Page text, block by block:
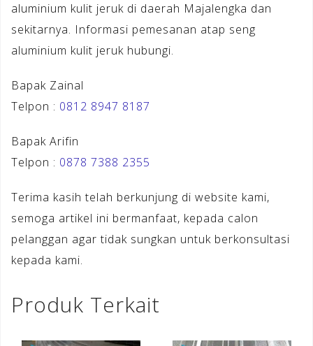
aluminium kulit jeruk di daerah Majalengka dan
sekitarnya. Informasi pemesanan atap seng
aluminium kulit jeruk hubungi.
Bapak Zainal
Telpon : 0812 8947 8187
Bapak Arifin
Telpon : 0878 7388 2355
Terima kasih telah berkunjung di website kami,
semoga artikel ini bermanfaat, kepada calon
pelanggan agar tidak sungkan untuk berkonsultasi
kepada kami.
Produk Terkait